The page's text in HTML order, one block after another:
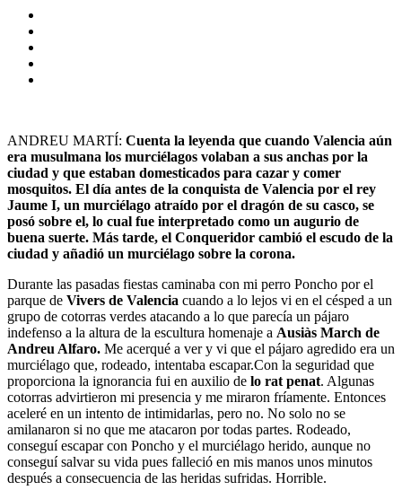
ANDREU MARTÍ: Cuenta la leyenda que cuando Valencia aún
era musulmana los murciélagos volaban a sus anchas por la
ciudad y que estaban domesticados para cazar y comer
mosquitos. El día antes de la conquista de Valencia por el rey
Jaume I, un murciélago atraído por el dragón de su casco, se
posó sobre el, lo cual fue interpretado como un augurio de
buena suerte. Más tarde, el Conqueridor cambió el escudo de la
ciudad y añadió un murciélago sobre la corona.
Durante las pasadas fiestas caminaba con mi perro Poncho por el
parque de Vivers de Valencia cuando a lo lejos vi en el césped a un
grupo de cotorras verdes atacando a lo que parecía un pájaro
indefenso a la altura de la escultura homenaje a Ausiàs March de
Andreu Alfaro. Me acerqué a ver y vi que el pájaro agredido era un
murciélago que, rodeado, intentaba escapar.Con la seguridad que
proporciona la ignorancia fui en auxilio de lo rat penat. Algunas
cotorras advirtieron mi presencia y me miraron fríamente. Entonces
aceleré en un intento de intimidarlas, pero no. No solo no se
amilanaron si no que me atacaron por todas partes. Rodeado,
conseguí escapar con Poncho y el murciélago herido, aunque no
conseguí salvar su vida pues falleció en mis manos unos minutos
después a consecuencia de las heridas sufridas. Horrible.